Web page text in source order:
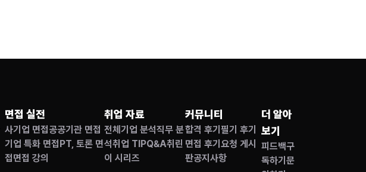
면접 실전
사기업 면접공공기관 면접
기업 특화 면접PT, 토론 면
접면접 강의
취업 자료
전체 기업 분석직무 분
석취업 TIPQ&A취린
이 시리즈
커뮤니티
합격 후기 필기 후기
면접 후기 요청 게시
판공지사항
더 알아
보기
피드백구
독하기문